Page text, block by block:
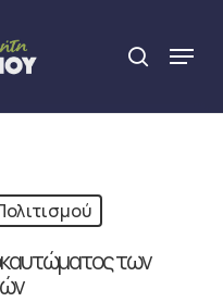
search
Menu
των
Close